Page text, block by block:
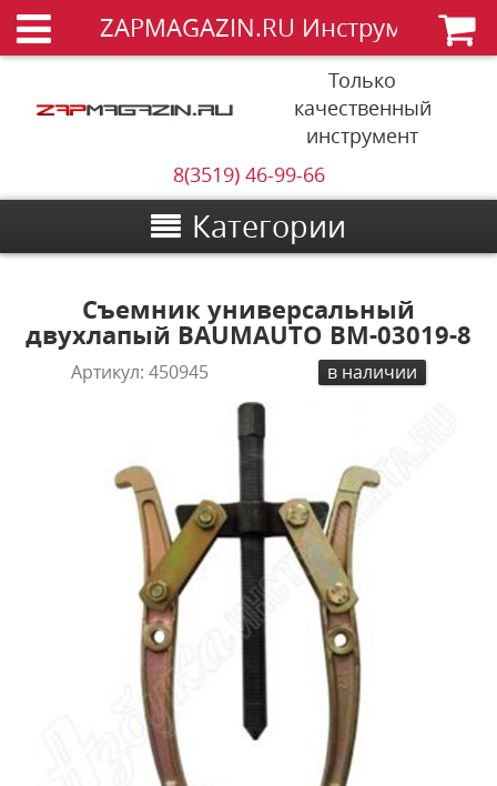
ZAPMAGAZIN.RU Инструменты
Только
качественный
инструмент
8(3519) 46-99-66
Категории
Съемник универсальный
двухлапый BAUMAUTO BM-03019-8
Артикул:450945 в наличии